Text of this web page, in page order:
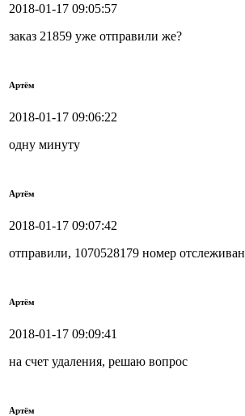
2018-01-17 09:05:57
заказ 21859 уже отправили же?
Артём
2018-01-17 09:06:22
одну минуту
Артём
2018-01-17 09:07:42
отправили, 1070528179 номер
Артём
2018-01-17 09:09:41
на счет удаления, решаю вопрос
Артём